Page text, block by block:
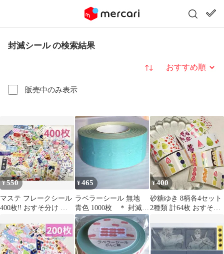
封滅シール の検索結果
販売中のみ表示
並び替え
¥550
マステ フレークシール
400枚‼️ おすそ分け 封
¥465
ラベラーシール 無地
青色 1000枚 ＊ 封滅
ラベルシール 巻売り
¥400
砂糖ゆき 8柄各4セット
2種類 計64枚 おすそ分
ド